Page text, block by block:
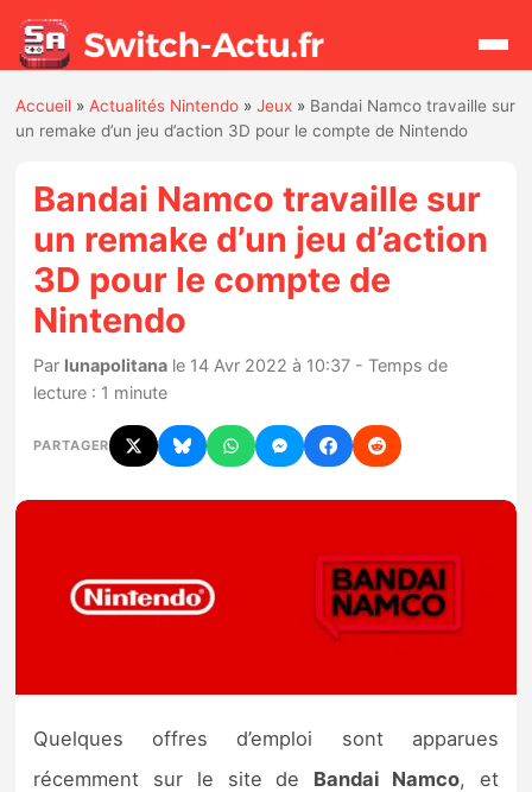
Rechercher
Actualités
Jeux
Hardware
Mises à jour
Chiffres de ventes
Nintendo Direct
Tests d’accessoires
Accueil »Actualités Nintendo »Jeux » Bandai Namco travaille sur
un remake d’un jeu d’action 3D pour le compte de Nintendo
Bandai Namco travaille sur
un remake d’un jeu d’action
3D pour le compte de
Nintendo
Par lunapolitana le 14 Avr 2022 à 10:37 - Temps de
lecture : 1 minute
PARTAGER
Quelques offres d’emploi sont apparues
récemment sur le site de Bandai Namco, et